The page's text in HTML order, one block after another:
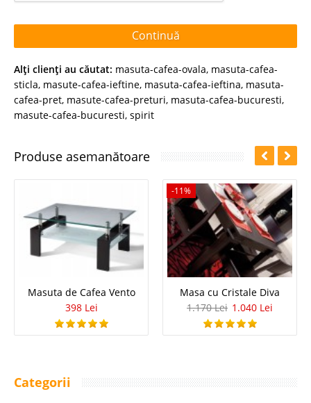
Continuă
Alţi clienţi au căutat: masuta-cafea-ovala, masuta-cafea-
sticla, masute-cafea-ieftine, masuta-cafea-ieftina, masuta-
cafea-pret, masute-cafea-preturi, masuta-cafea-bucuresti,
masute-cafea-bucuresti, spirit
Produse asemanătoare
Masuta de Cafea Vento
398 Lei
-11%
Masa cu Cristale Diva
1.170 Lei 1.040 Lei
Categorii